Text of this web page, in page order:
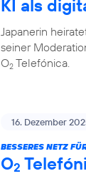
KI als
Japanerin
seiner
O2 Telefónica.
16. Dezember
BESSERES NETZ
O2